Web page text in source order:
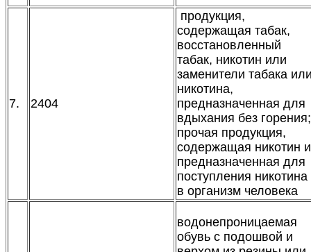
7. 2404
продукция,
содержащая табак,
восстановленный
табак, никотин или
заменители табака
никотина,
предназначенная для
вдыхания без горения;
прочая продукция,
содержащая никотин и
предназначенная для
поступления никотина
в организм человека
водонепроницаемая
обувь с подошвой и